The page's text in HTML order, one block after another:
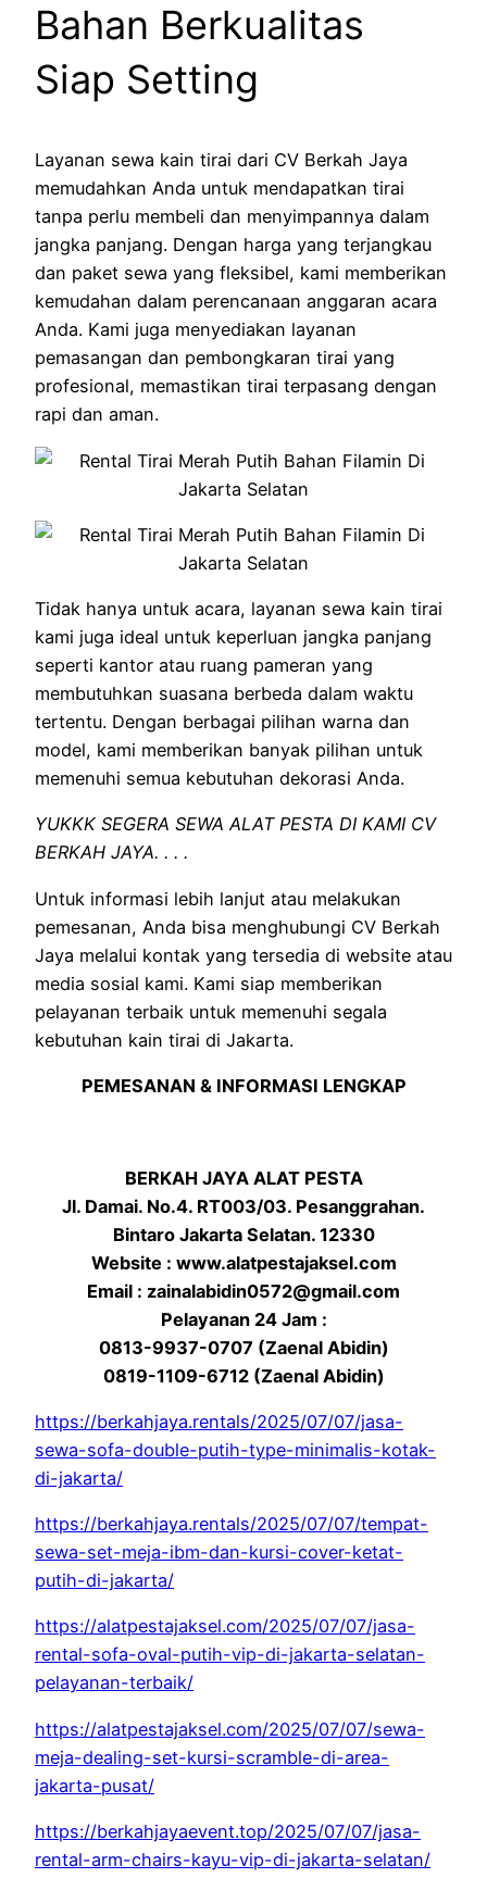
Bahan Berkualitas
Siap Setting
Layanan sewa kain tirai dari CV Berkah Jaya
memudahkan Anda untuk mendapatkan tirai
tanpa perlu membeli dan menyimpannya dalam
jangka panjang. Dengan harga yang terjangkau
dan paket sewa yang fleksibel, kami memberikan
kemudahan dalam perencanaan anggaran acara
Anda. Kami juga menyediakan layanan
pemasangan dan pembongkaran tirai yang
profesional, memastikan tirai terpasang dengan
rapi dan aman.
Tidak hanya untuk acara, layanan sewa kain tirai
kami juga ideal untuk keperluan jangka panjang
seperti kantor atau ruang pameran yang
membutuhkan suasana berbeda dalam waktu
tertentu. Dengan berbagai pilihan warna dan
model, kami memberikan banyak pilihan untuk
memenuhi semua kebutuhan dekorasi Anda.
YUKKK SEGERA SEWA ALAT PESTA DI KAMI CV
BERKAH JAYA. . . .
Untuk informasi lebih lanjut atau melakukan
pemesanan, Anda bisa menghubungi CV Berkah
Jaya melalui kontak yang tersedia di website atau
media sosial kami. Kami siap memberikan
pelayanan terbaik untuk memenuhi segala
kebutuhan kain tirai di Jakarta.
PEMESANAN & INFORMASI LENGKAP
BERKAH JAYA ALAT PESTA
Jl. Damai. No.4. RT003/03. Pesanggrahan.
Bintaro Jakarta Selatan. 12330
Website : www.alatpestajaksel.com
Email : zainalabidin0572@gmail.com
Pelayanan 24 Jam :
0813-9937-0707 (Zaenal Abidin)
0819-1109-6712 (Zaenal Abidin)
https://berkahjaya.rentals/2025/07/07/jasa-
sewa-sofa-double-putih-type-minimalis-kotak-
di-jakarta/
https://berkahjaya.rentals/2025/07/07/tempat-
sewa-set-meja-ibm-dan-kursi-cover-ketat-
putih-di-jakarta/
https://alatpestajaksel.com/2025/07/07/jasa-
rental-sofa-oval-putih-vip-di-jakarta-selatan-
pelayanan-terbaik/
https://alatpestajaksel.com/2025/07/07/sewa-
meja-dealing-set-kursi-scramble-di-area-
jakarta-pusat/
https://berkahjayaevent.top/2025/07/07/jasa-
rental-arm-chairs-kayu-vip-di-jakarta-selatan/